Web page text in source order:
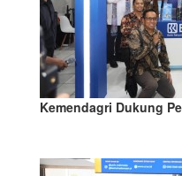
Kemendagri Dukung